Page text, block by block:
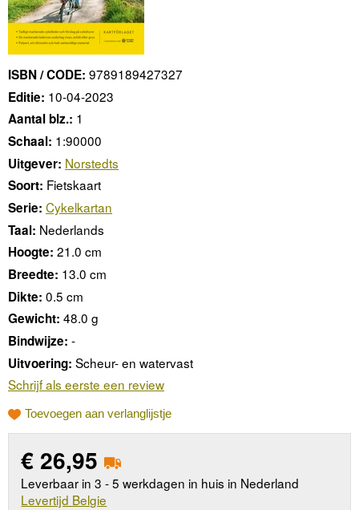
ISBN / CODE: 9789189427327
Editie: 10-04-2023
Aantal blz.: 1
Schaal: 1:90000
Uitgever: Norstedts
Soort: Fietskaart
Serie: Cykelkartan
Taal: Nederlands
Hoogte: 21.0 cm
Breedte: 13.0 cm
Dikte: 0.5 cm
Gewicht: 48.0 g
Bindwijze: -
Uitvoering: Scheur- en watervast
Schrijf als eerste een review
Toevoegen aan verlanglijstje
€ 26,95
Leverbaar in 3 - 5 werkdagen in huis in Nederland
Levertijd Belgie